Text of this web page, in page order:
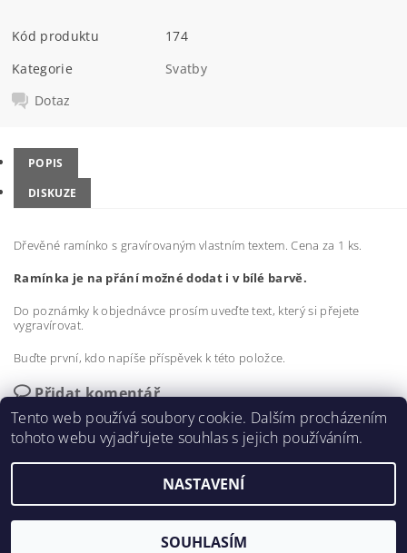
Kód produktu
174
Kategorie
Svatby
Dotaz
POPIS
DISKUZE
Dřevěné ramínko s gravírovaným vlastním textem. Cena za 1 ks.
Ramínka je na přání možné dodat i v bílé barvě.
Do poznámky k objednávce prosím uveďte text, který si přejete
vygravírovat.
Buďte první, kdo napíše příspěvek k této položce.
Přidat komentář
2026 ©vyrezemecokoli.cz, všechna práva vyhrazena
Vytvořil Shoptet
Tento web používá soubory cookie. Dalším procházením
tohoto webu vyjadřujete souhlas s jejich používáním.
NASTAVENÍ
SOUHLASÍM